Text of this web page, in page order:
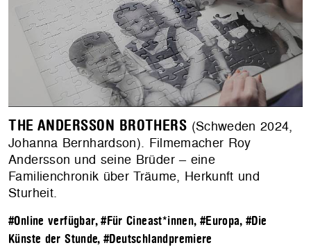
THE ANDERSSON BROTHERS (Schweden 2024,
Johanna Bernhardson). Filmemacher Roy
Andersson und seine Brüder – eine
Familienchronik über Träume, Herkunft und
Sturheit.
#Online verfügbar,#Für Cineast*innen, #Europa,#Die
Künste der Stunde,#Deutschlandpremiere